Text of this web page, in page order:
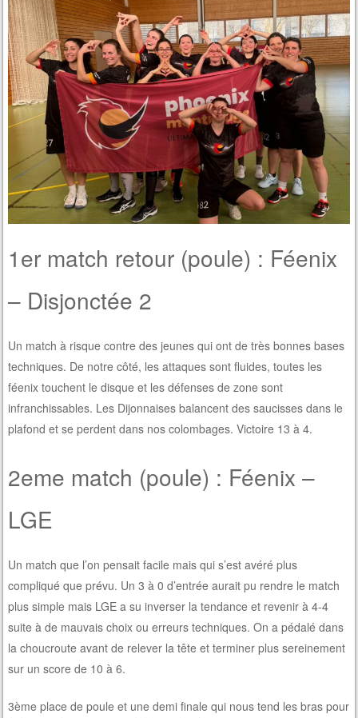
1er match retour (poule) : Féenix
– Disjonctée 2
Un match à risque contre des jeunes qui ont de très bonnes bases
techniques. De notre côté, les attaques sont fluides, toutes les
féenix touchent le disque et les défenses de zone sont
infranchissables. Les Dijonnaises balancent des saucisses dans le
plafond et se perdent dans nos colombages. Victoire 13 à 4.
2eme match (poule) : Féenix –
LGE
Un match que l’on pensait facile mais qui s’est avéré plus
compliqué que prévu. Un 3 à 0 d’entrée aurait pu rendre le match
plus simple mais LGE a su inverser la tendance et revenir à 4-4
suite à de mauvais choix ou erreurs techniques. On a pédalé dans
la choucroute avant de relever la tête et terminer plus sereinement
sur un score de 10 à 6.
3ème place de poule et une demi finale qui nous tend les bras pour